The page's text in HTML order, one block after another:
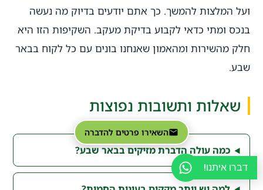
ועל המלצות להמשך. כך אתם יודעים בדיוק מה נעשה
בנכס ומתי כדאי לקבוע בדיקת מעקב. השקיפות הזו היא
חלק מהשירות ומהאמון שאנחנו בונים עם כל לקוח בבאר
שבע.
שאלות ותשובות נפוצות
כמה עולה הדברת מזיקים בבאר שבע?
דברו איתנו!
השאירו פרטים להדברה